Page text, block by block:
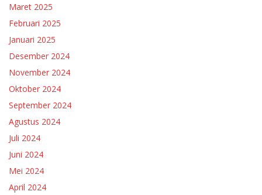
Maret 2025
Februari 2025
Januari 2025
Desember 2024
November 2024
Oktober 2024
September 2024
Agustus 2024
Juli 2024
Juni 2024
Mei 2024
April 2024